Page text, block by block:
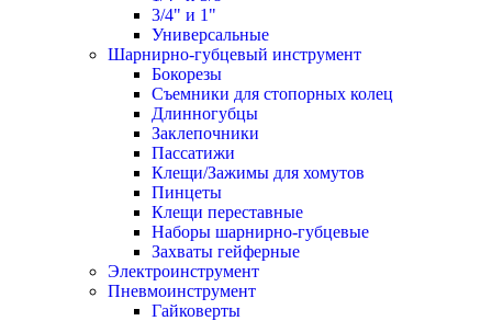
3/4" и 1"
Универсальные
Шарнирно-губцевый инструмент
Бокорезы
Съемники для стопорных колец
Длинногубцы
Заклепочники
Пассатижи
Клещи/Зажимы для хомутов
Пинцеты
Клещи переставные
Наборы шарнирно-губцевые
Захваты гейферные
Электроинструмент
Пневмоинструмент
Гайковерты